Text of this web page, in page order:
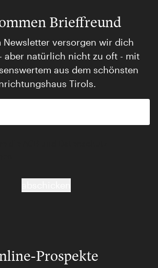
Brieffreund
Newsletter versorgen wir dich
aber natürlich nicht zu oft - mit
aus dem schönsten
Tirols.
Prospekte